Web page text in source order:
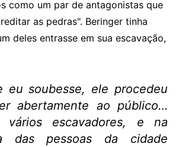
como um par de antagonistas que
as pedras". Beringer tinha
deles entrasse em sua escavação,
eu soubesse, ele procedeu
abertamente ao público…
vários escavadores, e na
das pessoas da cidade